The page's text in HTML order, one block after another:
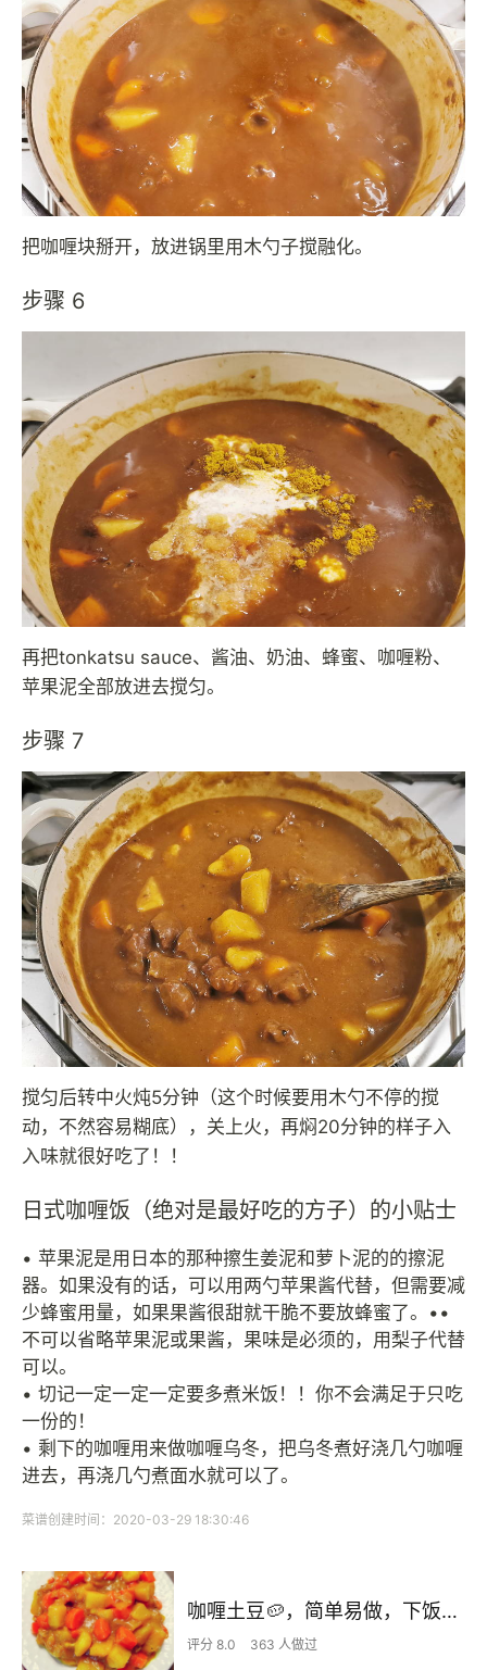
把咖喱块掰开，放进锅里用木勺子搅融化。
步骤 6
再把tonkatsu sauce、酱油、奶油、蜂蜜、咖喱粉、
苹果泥全部放进去搅匀。
步骤 7
搅匀后转中火炖5分钟（这个时候要用木勺不停的搅
动，不然容易糊底），关上火，再焖20分钟的样子入
入味就很好吃了！！
日式咖喱饭（绝对是最好吃的方子）的小贴士
• 苹果泥是用日本的那种擦生姜泥和萝卜泥的的擦泥
器。如果没有的话，可以用两勺苹果酱代替，但需要减
少蜂蜜用量，如果果酱很甜就干脆不要放蜂蜜了。••
不可以省略苹果泥或果酱，果味是必须的，用梨子代替
可以。
• 切记一定一定一定要多煮米饭！！你不会满足于只吃
一份的！
• 剩下的咖喱用来做咖喱乌冬，把乌冬煮好浇几勺咖喱
进去，再浇几勺煮面水就可以了。
菜谱创建时间：2020-03-29 18:30:46
咖喱土豆🥔，简单易做，下饭神器🍚
评分 8.0 363 人做过